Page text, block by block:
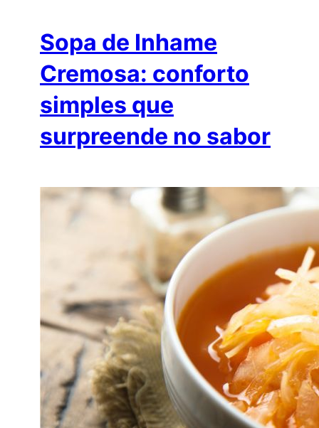
Sopa de Inhame
Cremosa: conforto
simples que
surpreende no sabor